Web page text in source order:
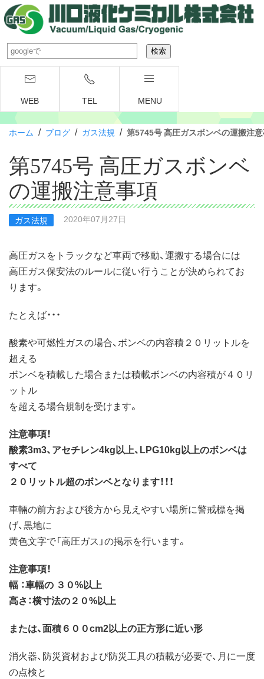
WEB TEL MENU
ホーム / ブログ / ガス法規 / 第5745号 高圧ガスボンベの運搬注
第5745号 高圧ガスボンベ
の運搬注意事項
ガス法規 2020年07月27日
高圧ガスをトラックなど車両で移動、運搬する場合には
高圧ガス保安法のルールに従い行うことが決められてお
ります。
たとえば・・・
酸素や可燃性ガスの場合、ボンベの内容積２０リットルを
超える
ボンベを積載した場合または積載ボンベの内容積が４０リ
ットル
を超える場合規制を受けます。
注意事項！
酸素3m3、アセチレン4kg以上、LPG10kg以上のボンベは
すべて
２０リットル超のボンベとなります！！！
車輛の前方および後方から見えやすい場所に警戒標を掲
げ、黒地に
黄色文字で「高圧ガス」の掲示を行います。
注意事項！
幅 ：車幅の ３０%以上
高さ：横寸法の２０%以上
または、面積６００cm2以上の正方形に近い形
消火器、防災資材および防災工具の積載が必要で、月に一度
の点検と